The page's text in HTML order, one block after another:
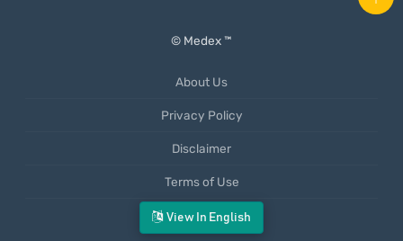
View In English
© Medex ™
About Us
Privacy Policy
Disclaimer
Terms of Use
Mobile App